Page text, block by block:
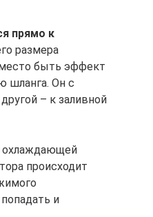
прямо к
размера
быть эффект
шланга. Он с
– к заливной
охлаждающей
происходит
и